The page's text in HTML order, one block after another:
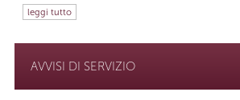
leggi tutto
AVVISI DI SERVIZIO